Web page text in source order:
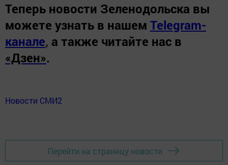
Теперь новости Зеленодольска вы
можете узнать в нашем Telegram-
канале, а также читайте нас в
«Дзен».
Новости СМИ2
Перейти на страницу новости